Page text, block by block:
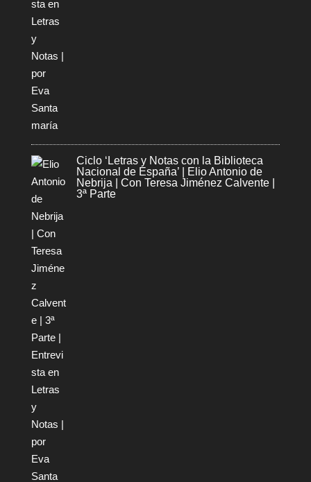
Ciclo ‘Letras y Notas con la Biblioteca
Nacional de España’ | Elio Antonio de
Nebrija | Con Teresa Jiménez Calvente |
3ª Parte